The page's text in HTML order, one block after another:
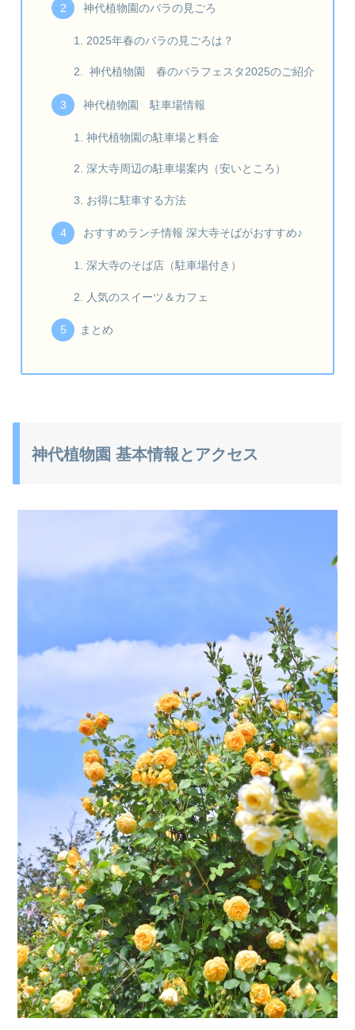
神代植物園のバラの見ごろ
2025年春のバラの見ごろは？
神代植物園 春のバラフェスタ2025のご紹介
神代植物園 駐車場情報
神代植物園の駐車場と料金
深大寺周辺の駐車場案内（安いところ）
お得に駐車する方法
おすすめランチ情報 深大寺そばがおすすめ♪
深大寺のそば店（駐車場付き）
人気のスイーツ＆カフェ
まとめ
神代植物園 基本情報とアクセス